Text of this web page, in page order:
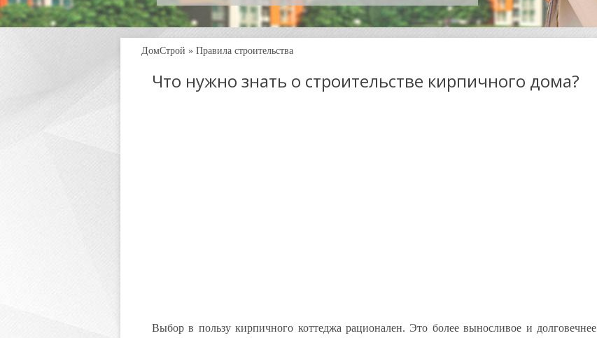
ДомСтрой » Правила строительства
Что нужно знать о строительстве кирпичного дома?
Выбор в пользу кирпичного коттеджа рационален. Это более выносливое и долговечнее